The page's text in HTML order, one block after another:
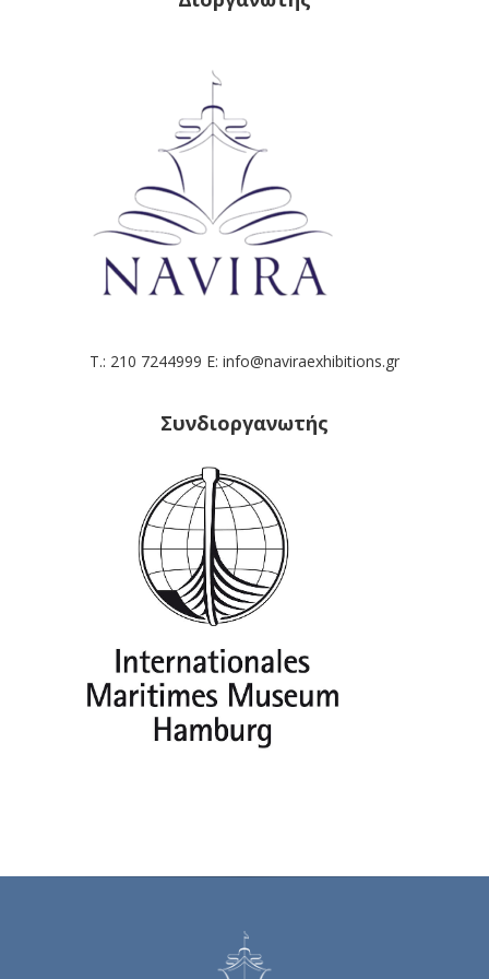
T.: 210 7244999 E: info@naviraexhibitions.gr
Συνδιοργανωτής